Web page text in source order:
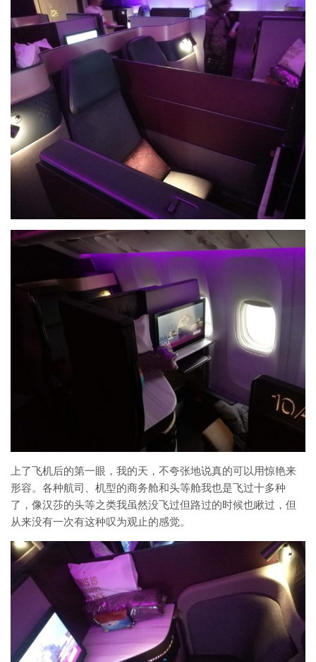
上了飞机后的第一眼，我的天，不夸张地说真的可以用惊艳来
形容。各种航司、机型的商务舱和头等舱我也是飞过十多种
了，像汉莎的头等之类我虽然没飞过但路过的时候也瞅过，但
从来没有一次有这种叹为观止的感觉。